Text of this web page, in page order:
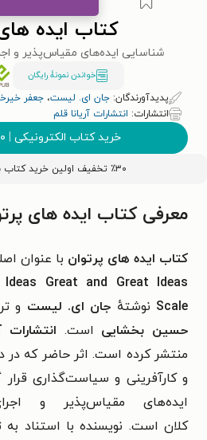
کتاب ایده‌
شناسایی ایده‌های مقیاس‌پذیر و
خواندن نمونۀ رایگان
پدیدآورندگان: جان ای. لیست، جعفر
انتشارات: انتشارات آریانا قلم
خرید کتاب الکترونیکی |
٪۳۰ تخفیف اولین خرید کتاب با کد
معرفی کتاب ایده‌ های
کتاب ایده‌ های پرتوان با عنوان
Great and Great Ideas
Scale نوشتهٔ جان ای. لیست و
حسین بخشایی است. انتشارات
منتشر کرده است. اثر حاضر که در
و کارآفرینی و سیاست‌گذاری
ایده‌های مقیاس‌پذیر و
کلاناست. نویسنده با استناد